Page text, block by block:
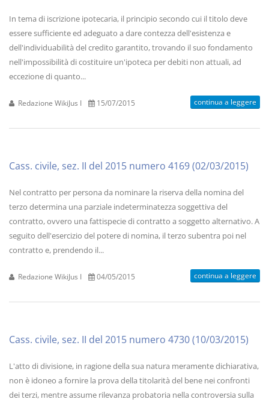
In tema di iscrizione ipotecaria, il principio secondo cui il titolo deve
essere sufficiente ed adeguato a dare contezza dell'esistenza e
dell'individuabilità del credito garantito, trovando il suo fondamento
nell'impossibilità di costituire un'ipoteca per debiti non attuali, ad
eccezione di quanto...
Redazione WikiJus I 15/07/2015 continua a leggere
Cass. civile, sez. II del 2015 numero 4169 (02/03/2015)
Nel contratto per persona da nominare la riserva della nomina del
terzo determina una parziale indeterminatezza soggettiva del
contratto, ovvero una fattispecie di contratto a soggetto alternativo. A
seguito dell'esercizio del potere di nomina, il terzo subentra poi nel
contratto e, prendendo il...
Redazione WikiJus I 04/05/2015 continua a leggere
Cass. civile, sez. II del 2015 numero 4730 (10/03/2015)
L'atto di divisione, in ragione della sua natura meramente dichiarativa,
non è idoneo a fornire la prova della titolarità del bene nei confronti
dei terzi, mentre assume rilevanza probatoria nella controversia sulla